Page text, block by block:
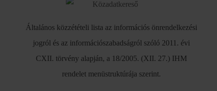
Általános közzétételi lista az információs önrendelkezési
jogról és az információszabadságról szóló 2011. évi
CXII. törvény alapján, a 18/2005. (XII. 27.) IHM
rendelet menüstruktúrája szerint.